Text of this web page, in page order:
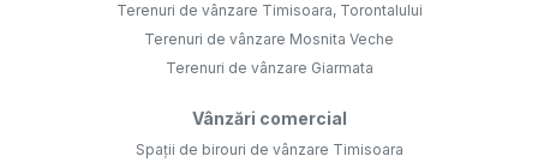
Terenuri de vânzare Timisoara, Torontalului
Terenuri de vânzare Mosnita Veche
Terenuri de vânzare Giarmata
Vânzări comercial
Spații de birouri de vânzare Timisoara